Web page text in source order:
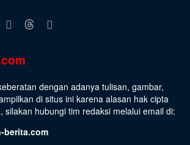
dengan adanya tulisan, gambar,
di situs ini karena alasan hak cipta
silakan hubungi tim redaksi melalui email di:
berita.com